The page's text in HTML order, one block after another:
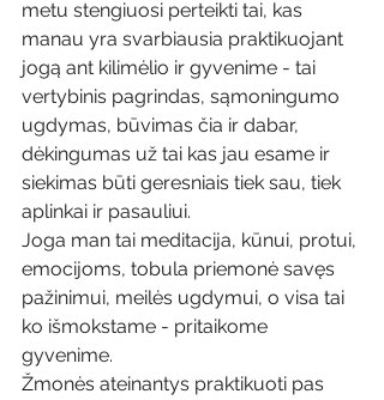
metu stengiuosi perteikti tai, kas
manau yra svarbiausia praktikuojant
jogą ant kilimėlio ir gyvenime - tai
vertybinis pagrindas, sąmoningumo
ugdymas, būvimas čia ir dabar,
dėkingumas už tai kas jau esame ir
siekimas būti geresniais tiek sau, tiek
aplinkai ir pasauliui.
Joga man tai meditacija, kūnui, protui,
emocijoms, tobula priemonė savęs
pažinimui, meilės ugdymui, o visa tai
ko išmokstame - pritaikome
gyvenime.
Žmonės ateinantys praktikuoti pas